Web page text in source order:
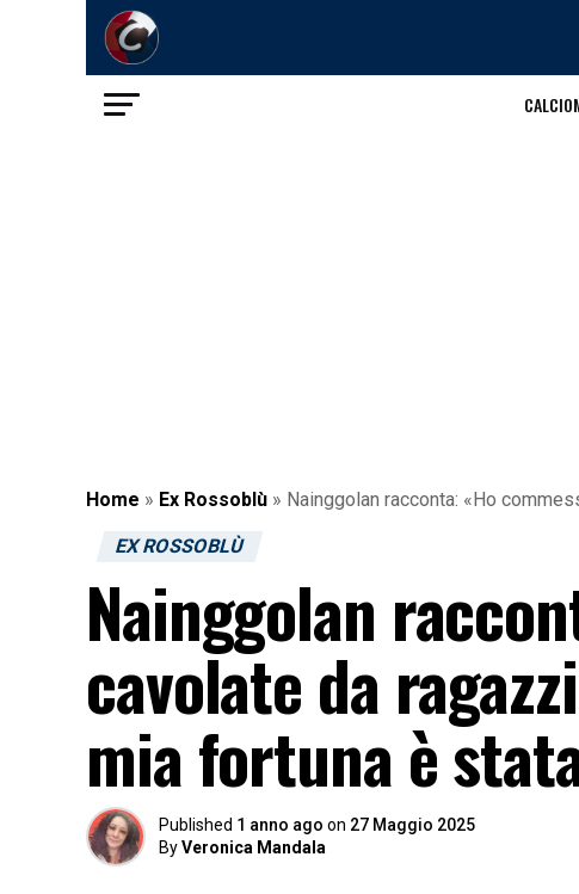
Home » Ex Rossoblù » Nainggolan racconta: «Ho
EX ROSSOBLÙ
Nainggolan
cavolate da
mia fortuna è
Published 1 anno ago on 27 Maggio 2025
ByVeronica Mandala